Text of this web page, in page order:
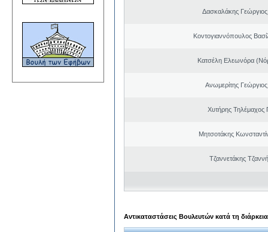
Δασκαλάκης
Κοντογιαννόπουλος
Κατσέλη Ελεωνόρα
Ανωμερίτης
Χυτήρης Τηλέμαχος
Μητσοτάκης
Τζαννετάκης
Αντικαταστάσεις Βουλευτών κατά τη